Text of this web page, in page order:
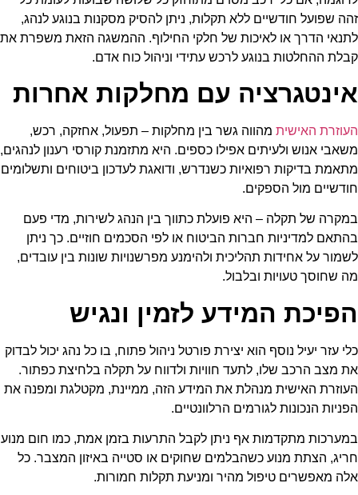
זהה שפועל חודשיים ללא תקלות, ניתן להסיק מסקנות בנוגע לנהג,
לתנאי הדרך או לאיכות של חלקי החילוף. ההמשגה הזאת משפרת את
קבלת ההחלטות בנוגע לרכש עתידי וניהול כוח אדם.
אינטגרציה עם מחלקות אחרות
העוזרת האישית מהווה גשר בין מחלקות – תפעול, אחזקה, רכש,
משאבי אנוש ולעיתים אפילו כספים. היא מתזמנת קורסי רענון לנהגים,
מתאמת בדיקות רפואיות כשנדרש, ודואגת לעדכון ביטוחים ותשלומים
חודשיים מול הספקים.
במקרה של תקלה – היא פועלת כתווך בין הנהג לשירות, מדי פעם
בהתאם למדיניות חברות הביטוח או לפי הסכמים חוזיים. כך ניתן
לשמור על אחידות תהליכית ולהימנע מפרשנויות שונות בין עובדים,
מה שחוסך טעויות ובלבול.
הפיכת המידע לזמין ונגיש
כלי עזר יעיל נוסף הוא יצירת פורטל ניהול פתוח, בו כל נהג יכול לבדוק
את מצב הרכב שלו, לתעד חוויות ולדווח על תקלה בלחיצת כפתור.
העוזרת האישית מנהלת את המידע הזה, ממיינת, מקטלגת ומפנה את
הפניות הנכונות לגורמים הרלוונטיים.
במערכות מתקדמות אף ניתן לקבל התרעות בזמן אמת, כמו חום מנוע
חריג, הצתת מנוע כשהבלמים שחוקים או סטייה באיזון המצבר. כל
אלה מאפשרים טיפול מהיר ומניעת תקלות חמורות.